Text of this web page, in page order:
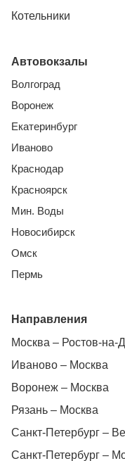
Котельники
Автовокзалы
Волгоград
Воронеж
Екатеринбург
Иваново
Краснодар
Красноярск
Мин. Воды
Новосибирск
Омск
Пермь
Направления
Москва – Ростов-на-
Иваново – Москва
Воронеж – Москва
Рязань – Москва
Санкт-Петербург –
Санкт-Петербург –